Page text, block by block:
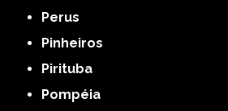
Perus
Pinheiros
Pirituba
Pompéia